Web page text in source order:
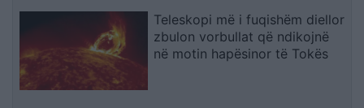
Teleskopi më i fuqishëm diellor
zbulon vorbullat që ndikojnë
në motin hapësinor të Tokës